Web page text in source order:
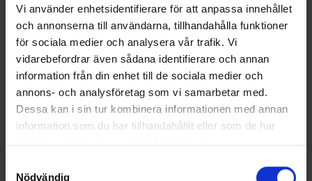
Vi använder enhetsidentifierare för att anpassa innehållet
och annonserna till användarna, tillhandahålla funktioner
för sociala medier och analysera vår trafik. Vi
vidarebefordrar även sådana identifierare och annan
information från din enhet till de sociala medier och
annons- och analysföretag som vi samarbetar med.
Dessa kan i sin tur kombinera informationen med annan
information som du har tillhandahållit eller som de har
Nödvändig
Hylte
Håbo
Hässleholm
Hörby
Järfälla
Klippan